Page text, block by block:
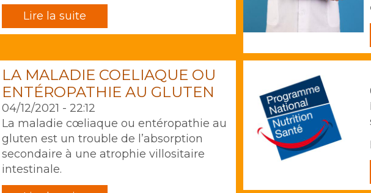
Lire la suite
LA MALADIE COELIAQUE OU
ENTÉROPATHIE AU GLUTEN
04/12/2021 - 22:12
La maladie cœliaque ou entéropathie au
gluten est un trouble de l’absorption
secondaire à une atrophie villositaire
intestinale.